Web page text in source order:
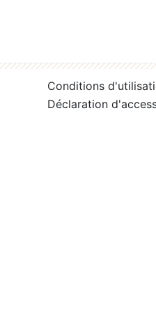
Conditions
Déclaration